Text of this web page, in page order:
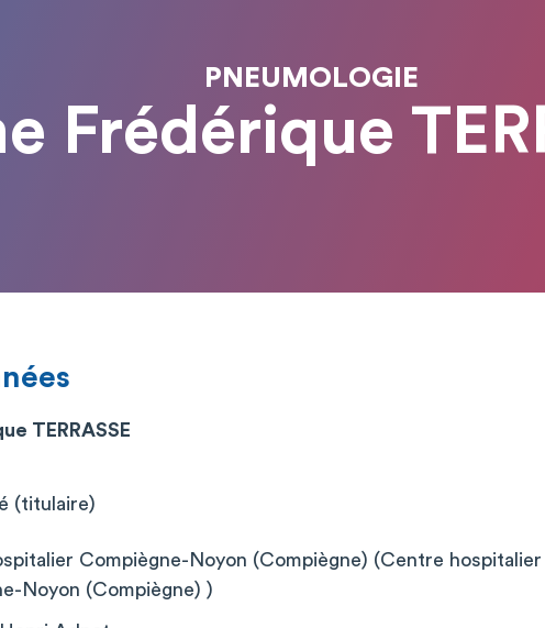
PNEUMOLOGIE
Frédérique
TERRASSE
(titulaire)
Compiègne-Noyon (Compiègne) (Centre
Noyon (Compiègne) )